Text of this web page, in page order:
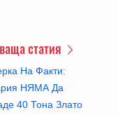
статия
На Факти:
НЯМА Да
40 Тона Злато